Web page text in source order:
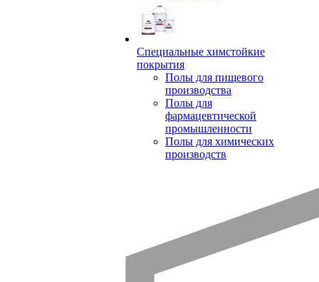
Специальные химстойкие
покрытия
Полы для пищевого
производства
Полы для
фармацевтической
промышленности
Полы для химических
производств